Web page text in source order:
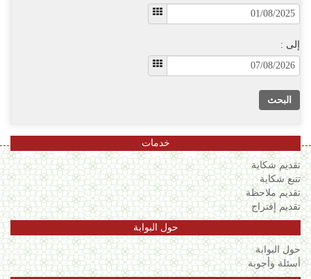
إلى :
البحث
خدمات
تقديم شكاية
تتبع شكاية
تقديم ملاحظة
تقديم إقتراح
حول البوابة
حول البوابة
أسئلة وأجوبة